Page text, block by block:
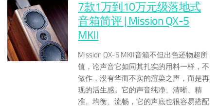
7款1万到10万元级落地式
音箱简评 | Mission QX-5
MKII
Mission QX-5 MKII音箱不但出色还物超所
值，论声音它如同其扎实的用料一样，不
做作，没有华而不实的渲染之声，而是再
现的活生感。它的声音纯净、清晰、精
准、均衡、流畅，它的声底也很容易搭配